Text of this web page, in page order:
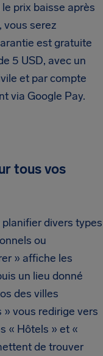
prix baisse après
vous serez
est gratuite
5 USD, avec un
et par compte
via Google Pay.
tous vos
divers types
ou
» affiche les
un lieu donné
des villes
vous redirige vers
« Hôtels » et «
de trouver